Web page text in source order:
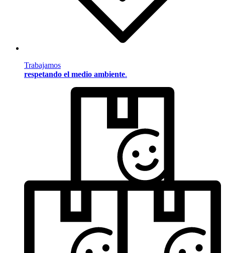
Trabajamos
respetando el medio ambiente.